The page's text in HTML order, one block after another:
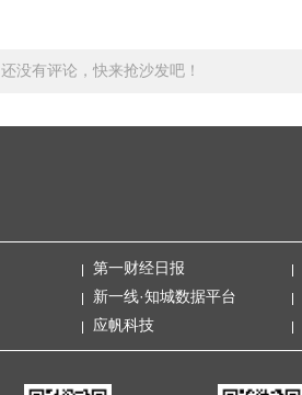
还没有评论，快来抢沙发吧！
第一财经日报
新一线·知城数据平台
应帆科技